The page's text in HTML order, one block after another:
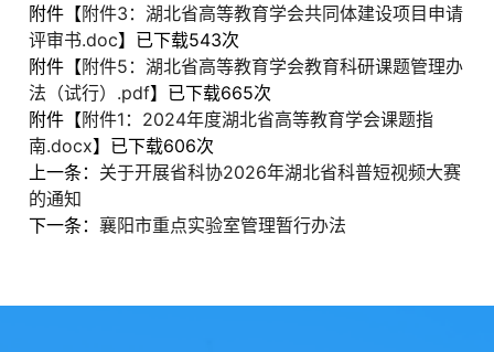
附件【附件3：湖北省高等教育学会共同体建设项目申请
评审书.doc】已下载543次
附件【附件5：湖北省高等教育学会教育科研课题管理办
法（试行）.pdf】已下载665次
附件【附件1：2024年度湖北省高等教育学会课题指
南.docx】已下载606次
上一条： 关于开展省科协2026年湖北省科普短视频大赛
的通知
下一条：襄阳市重点实验室管理暂行办法